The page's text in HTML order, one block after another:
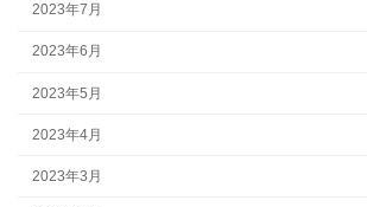
2023年7月
2023年6月
2023年5月
2023年4月
2023年3月